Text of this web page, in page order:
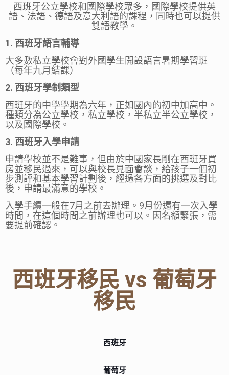
西班牙公立學校和國際學校眾多，國際學校提供英
語、法語、德語及意大利語的課程，同時也可以提供
雙語教學。
1. 西班牙語言輔導
大多數私立學校會對外國學生開設語言暑期學習班
（每年九月結課）
2. 西班牙學制類型
西班牙的中學學期為六年，正如國內的初中加高中。
種類分為公立學校，私立學校，半私立半公立學校，
以及國際學校。
3. 西班牙入學申請
申請學校並不是難事，但由於中國家長剛在西班牙買
房並移民過來，可以與校長見面會談，給孩子一個初
步測評和基本學習計劃後，經過各方面的挑選及對比
後，申請最滿意的學校。
入學手續一般在7月之前去辦理。9月份還有一次入學
時間，在這個時間之前辦理也可以。因名額緊張，需
要提前確認。
西班牙移民 vs 葡萄牙
移民
西班牙
葡萄牙